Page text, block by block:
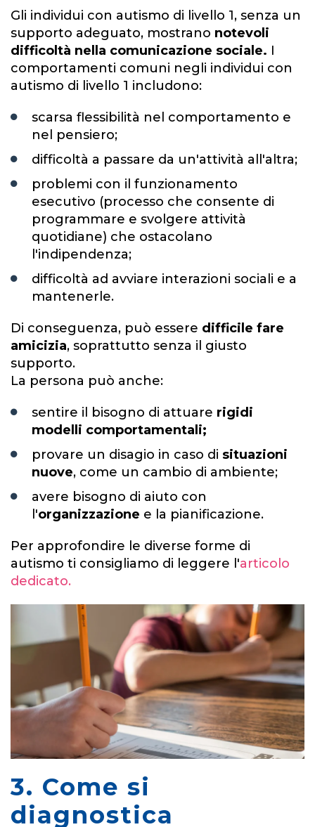
Gli individui con autismo di livello 1, senza un
supporto adeguato, mostrano notevoli
difficoltà nella comunicazione sociale. I
comportamenti comuni negli individui con
autismo di livello 1 includono:
scarsa flessibilità nel comportamento e
nel pensiero;
difficoltà a passare da un'attività all'altra;
problemi con il funzionamento
esecutivo (processo che consente di
programmare e svolgere attività
quotidiane) che ostacolano
l'indipendenza;
difficoltà ad avviare interazioni sociali e a
mantenerle.
Di conseguenza, può essere difficile fare
amicizia, soprattutto senza il giusto
supporto.
La persona può anche:
sentire il bisogno di attuare rigidi
modelli comportamentali;
provare un disagio in caso di situazioni
nuove, come un cambio di ambiente;
avere bisogno di aiuto con
l'organizzazione e la pianificazione.
Per approfondire le diverse forme di
autismo ti consigliamo di leggere l'articolo
dedicato.
3. Come si
diagnostica